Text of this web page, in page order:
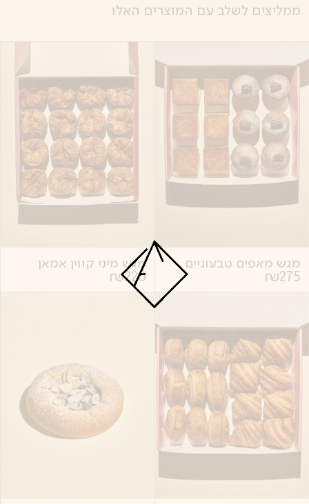
ממליצים לשלב עם המוצרים האלו
מגש מאפים טבעוניים
275
₪
מגש מיני קווין אמאן
220
₪